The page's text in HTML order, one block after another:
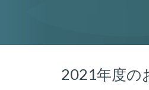
2021年度の